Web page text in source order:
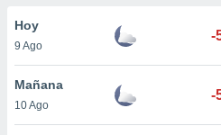
en
y
Hoy
9 Ago
-
Mañana
10 Ago
-